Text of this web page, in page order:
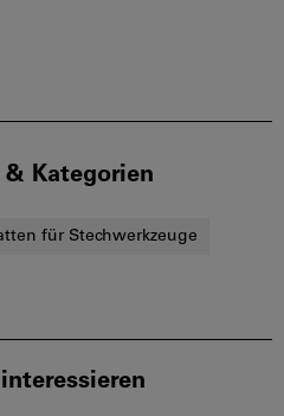
& Kategorien
für Stechwerkzeuge